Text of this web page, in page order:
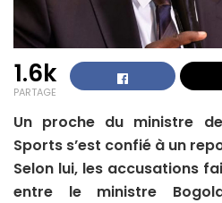
1.6k
PARTAGE
Un proche du ministre
Sports s’est confié à un
Selon lui, les accusations
entre le ministre